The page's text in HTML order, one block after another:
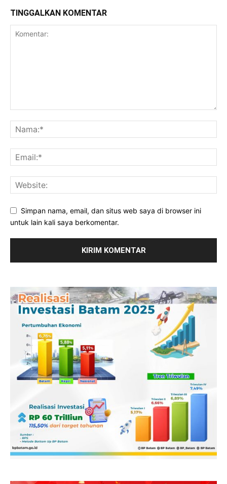
TINGGALKAN KOMENTAR
Simpan nama, email, dan situs web saya di browser ini
untuk lain kali saya berkomentar.